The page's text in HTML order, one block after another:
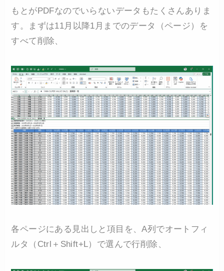
もとがPDFなのでいらないデータもたくさんありま
す。まずは11月以降1月までのデータ（ページ）を
すべて削除、
各ページにある見出しと項目を、A列でオートフィ
ルタ（Ctrl＋Shift+L）で選んで行削除、